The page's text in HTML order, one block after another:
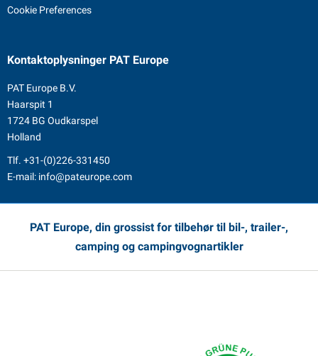
Cookie Preferences
Kontaktoplysninger PAT Europe
PAT Europe B.V.
Haarspit 1
1724 BG Oudkarspel
Holland
Tlf. +31-(0)226-331450
E-mail: info@pateurope.com
PAT Europe, din grossist for tilbehør til bil-, trailer-,
camping og campingvognartikler